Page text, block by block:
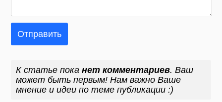
Отправить
К статье поканет комментариев. Ваш
может быть первым! Нам важно Ваше
мнение и идеи по теме публикации :)